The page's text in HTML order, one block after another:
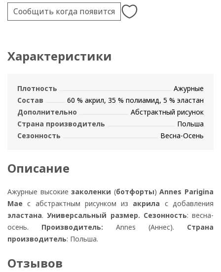
Сообщить когда появится
Характеристики
Плотность
Ажурные
Состав
60 % акрил, 35 % полиамид, 5 % эластан
Дополнительно
Абстрактный рисунок
Страна производитель
Польша
Сезонность
Весна-Осень
Описание
Ажурные высокиезаколенки (ботфорты)Annes Parigina
Mae с абстрактным рисунком из акрила с добавления
эластана.Универсальный размер. Сезонность: весна-
осень. Производитель: Annes (Аннес). Страна
производитель: Польша.
Отзывов